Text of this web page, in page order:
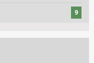
9